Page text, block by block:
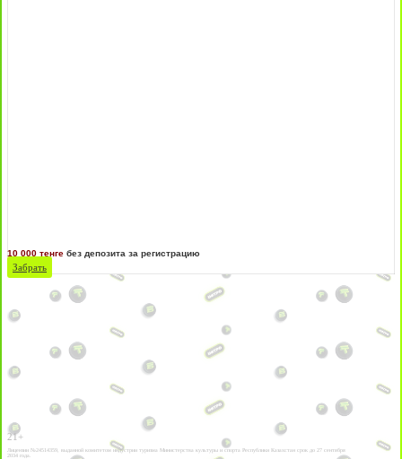
10 000 тенге без депозита за регистрацию
Забрать
21+
Лицензии №24514359, выданной комитетом индустрии туризма Министерства культуры и спорта Республики Казахстан срок до 27 сентября
2034 года.